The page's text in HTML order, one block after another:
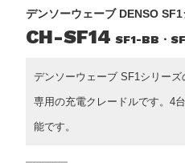
デンソーウェーブ DENSO
CH-SF14 SF1-BB・
デンソーウェーブ SF1シリー
専用の充電クレードルです。4
能です。